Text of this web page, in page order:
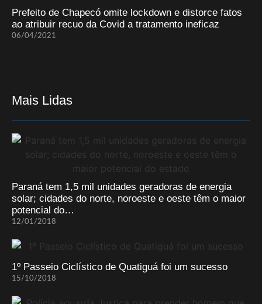
Prefeito de Chapecó omite lockdown e distorce fatos
ao atribuir recuo da Covid a tratamento ineficaz
06/04/2021
Mais Lidas
Paraná tem 1,5 mil unidades geradoras de energia
solar; cidades do norte, noroeste e oeste têm o maior
potencial do…
12/01/2018
1º Passeio Ciclístico de Quatiguá foi um sucesso
15/10/2018